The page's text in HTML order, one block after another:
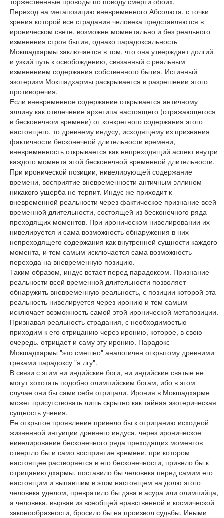
Переход на метапозицию вневременного Абсолюта, с точки
зрения которой все страдания человека представляются в
ироническом свете, возможен моментально и без реального
изменения строя бытия, однако парадоксальность
Мокшадхармы заключается в том, что она утверждает долгий
и узкий путь к освобождению, связанный с реальным
изменением содержания собственного бытия. Истинный
эзотеризм Мокшадхармы раскрывается в разрешении этого
противоречия.
Если вневременное содержание открывается античному
эллину как отвлечение архетипа настоящего (отражающегося
в бесконечном времени) от конкретного содержания этого
настоящего, то древнему индусу, исходящему из признания
фактичности бесконечной длительности времени,
вневременность открывается как непреходящий аспект внутри
каждого момента этой бесконечной временной длительности.
При иронической позиции, нивелирующей содержание
времени, восприятие вневременности античным эллином
никакого ущерба не терпит. Индус же приходит к
вневременной реальности через фактическое признание всей
временной длительности, состоящей из бесконечного ряда
преходящих моментов. При ироническом нивелировании их
нивелируется и сама возможность обнаружения в них
непреходящего содержания как внутренней сущности каждого
момента, и тем самым исключается сама возможность
перехода на вневременную позицию.
Таким образом, индус встает перед парадоксом. Признание
реальности всей временной длительности позволяет
обнаружить вневременную реальность, с позиции которой эта
реальность нивелируется через иронию и тем самым
исключает возможность самой этой иронической метапозиции.
Признавая реальность страдания, с необходимостью
приходим к его отрицанию через иронию, которое, в свою
очередь, отрицает и саму эту иронию. Парадокс
Мокшадхармы "это смешно" аналогичен открытому древними
греками парадоксу "я лгу".
В связи с этим ни индийские боги, ни индийские святые не
могут хохотать подобно олимпийским богам, ибо в этом
случае они бы сами себя отрицали. Ирония в Мокшадхарме
может присутствовать лишь скрытно как тайная эзотерическая
сущность учения.
Ее открытое проявление привело бы к отрицанию исходной
жизненной интуиции древнего индуса, через ироническое
нивелирование бесконечного ряда преходящих моментов
отвергло бы и само восприятие времени, при котором
настоящее растворяется в его бесконечности, привело бы к
отрицанию дхармы, поставило бы человека перед самим его
настоящим и выпавшим в этом настоящем на долю этого
человека уделом, превратило бы дэва в асура или олимпийца,
а человека, вырвав из всеобщей нравственной и космической
законообразности, бросило бы на произвол судьбы. Иными